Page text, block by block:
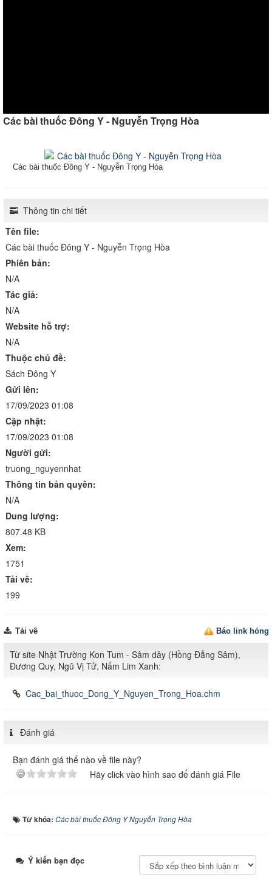
Các bài thuốc Đông Y - Nguyễn Trọng Hòa
Các bài thuốc Đông Y - Nguyễn Trọng Hòa
Thông tin chi tiết
Tên file:
Các bài thuốc Đông Y - Nguyễn Trọng Hòa
Phiên bản:
N/A
Tác giả:
N/A
Website hỗ trợ:
N/A
Thuộc chủ đề:
Sách Đông Y
Gửi lên:
17/09/2023 01:08
Cập nhật:
17/09/2023 01:08
Người gửi:
truong_nguyennhat
Thông tin bản quyền:
N/A
Dung lượng:
807.48 KB
Xem:
1751
Tải về:
199
Báo link hỏng
Tải về
Từ site Nhật Trường Kon Tum - Sâm dây (Hồng Đẳng Sâm),
Đương Quy, Ngũ Vị Tử, Nấm Lim Xanh:
Cac_bai_thuoc_Dong_Y_Nguyen_Trong_Hoa.chm
Đánh giá
Bạn đánh giá thế nào về file này?
Hãy click vào hình sao để đánh giá File
Từ khóa: Các bài thuốc Đông Y Nguyễn Trọng Hòa
Ý kiến bạn đọc